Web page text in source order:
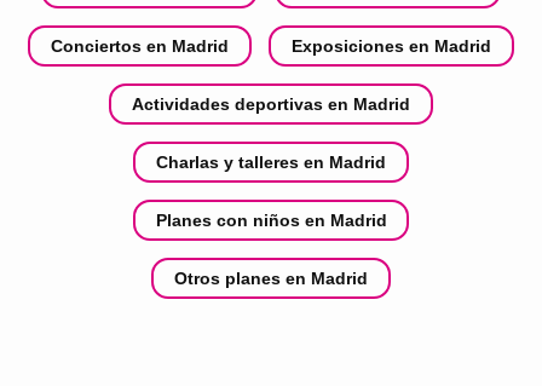
Conciertos en Madrid Exposiciones en Madrid
Actividades deportivas en Madrid
Charlas y talleres en Madrid
Planes con niños en Madrid
Otros planes en Madrid